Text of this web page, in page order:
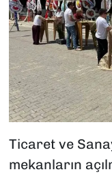
Ticaret ve
mekanların